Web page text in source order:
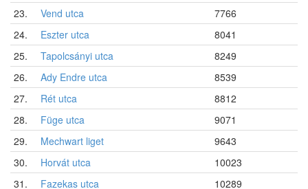
23.
Vend utca
7766
24.
Eszter utca
8041
25.
Tapolcsányi utca
8249
26.
Ady Endre utca
8539
27.
Rét utca
8812
28.
Füge utca
9071
29.
Mechwart liget
9643
30.
Horvát utca
10023
31.
Fazekas utca
10289